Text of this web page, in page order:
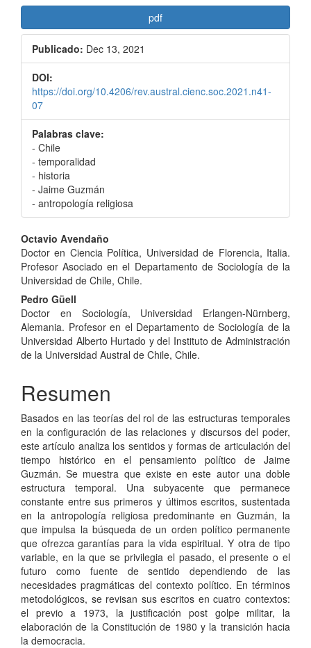
pdf
Publicado: Dec 13, 2021
DOI:
https://doi.org/10.4206/rev.austral.cienc.soc.2021.n41-
07
Palabras clave:
- Chile
- temporalidad
- historia
- Jaime Guzmán
- antropología religiosa
Contenido
principal
del
artículo
Octavio Avendaño
Doctor en Ciencia Política, Universidad de Florencia, Italia.
Profesor Asociado en el Departamento de Sociología de la
Universidad de Chile, Chile.
Pedro Güell
Doctor en Sociología, Universidad Erlangen-Nürnberg,
Alemania. Profesor en el Departamento de Sociología de la
Universidad Alberto Hurtado y del Instituto de Administración
de la Universidad Austral de Chile, Chile.
Resumen
Basados en las teorías del rol de las estructuras temporales
en la configuración de las relaciones y discursos del poder,
este artículo analiza los sentidos y formas de articulación del
tiempo histórico en el pensamiento político de Jaime
Guzmán. Se muestra que existe en este autor una doble
estructura temporal. Una subyacente que permanece
constante entre sus primeros y últimos escritos, sustentada
en la antropología religiosa predominante en Guzmán, la
que impulsa la búsqueda de un orden político permanente
que ofrezca garantías para la vida espiritual. Y otra de tipo
variable, en la que se privilegia el pasado, el presente o el
futuro como fuente de sentido dependiendo de las
necesidades pragmáticas del contexto político. En términos
metodológicos, se revisan sus escritos en cuatro contextos:
el previo a 1973, la justificación post golpe militar, la
elaboración de la Constitución de 1980 y la transición hacia
la democracia.